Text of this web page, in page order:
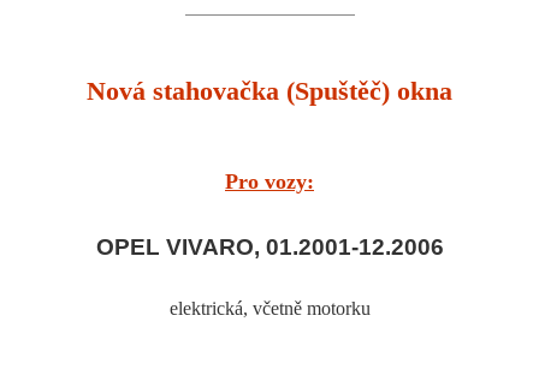
Nová stahovačka (Spuštěč) okna
Pro vozy:
OPEL VIVARO, 01.2001-12.2006
elektrická, včetně motorku